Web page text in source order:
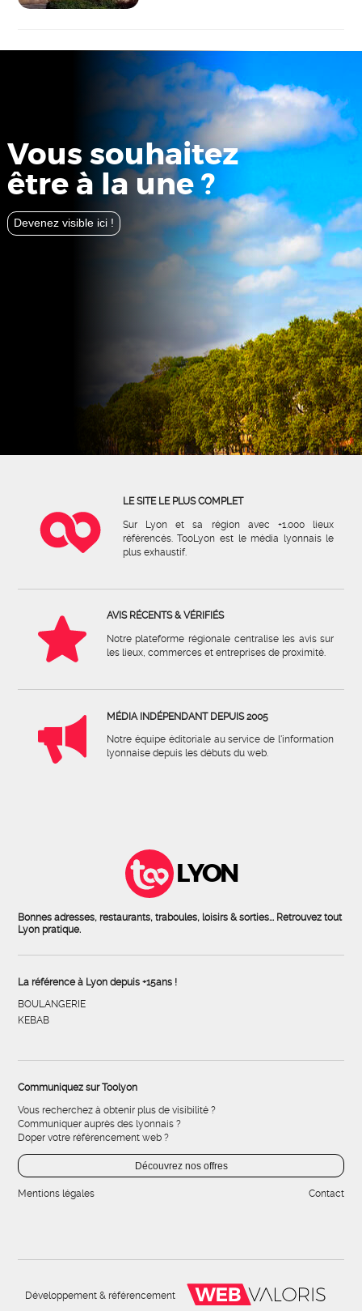
Vous souhaitez
être à la une ?
Devenez visible ici !
LE SITE LE PLUS COMPLET
Sur Lyon et sa région avec +1.000 lieux
référencés. TooLyon est le média lyonnais le
plus exhaustif.
AVIS RÉCENTS & VÉRIFIÉS
Notre plateforme régionale centralise les avis sur
les lieux, commerces et entreprises de proximité.
MÉDIA INDÉPENDANT DEPUIS 2005
Notre équipe éditoriale au service de l'information
lyonnaise depuis les débuts du web.
LYON
Bonnes adresses, restaurants, traboules, loisirs & sorties... Retrouvez tout
Lyon pratique.
La référence à Lyon depuis +15ans !
BOULANGERIE
KEBAB
Communiquez sur Toolyon
Vous recherchez à obtenir plus de visibilité ?
Communiquer auprès des lyonnais ?
Doper votre référencement web ?
Découvrez nos offres
Mentions légales Contact
Développement & référencement